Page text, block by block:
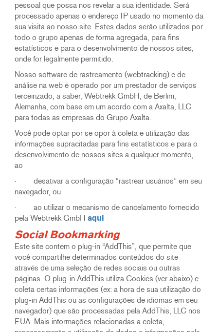
pessoal que possa nos revelar a sua identidade. Será
processado apenas o endereço IP usado no momento da
sua visita ao nosso site. Estes dados serão utilizados por
todo o grupo apenas de forma agregada, para fins
estatísticos e para o desenvolvimento de nossos sites,
onde for legalmente permitido.
Nosso software de rastreamento (webtracking) e de
análise na web é operado por um prestador de serviços
terceirizado, a saber, Webtrekk GmbH, de Berlim,
Alemanha, com base em um acordo com a Axalta, LLC
para todas as empresas do Grupo Axalta.
Você pode optar por se opor à coleta e utilização das
informações supracitadas para fins estatísticos e para o
desenvolvimento de nossos sites a qualquer momento,
ao
· desativar a configuração “rastrear usuários” em seu
navegador, ou
· ao utilizar o mecanismo de cancelamento fornecido
pela Webtrekk GmbH aqui
Social Bookmarking
Este site contém o plug-in “AddThis”, que permite que
você compartilhe determinados conteúdos do site
através de uma seleção de redes sociais ou outras
páginas. O plug-in AddThis utiliza Cookies (ver abaixo) e
coleta certas informações (ex: a hora de sua utilização do
plug-in AddThis ou as configurações de idiomas em seu
navegador) que são processadas pela AddThis, LLC nos
EUA. Mais informações relacionadas a coleta,